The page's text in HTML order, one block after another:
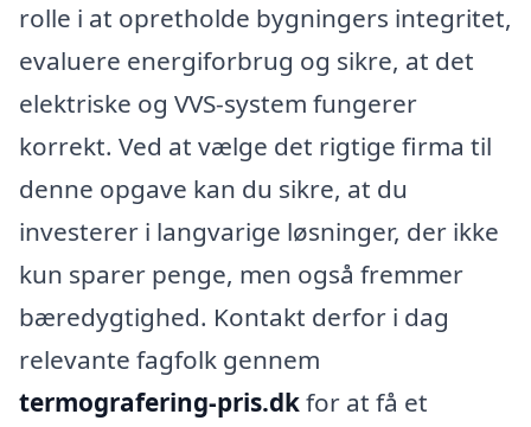
rolle i at opretholde bygningers integritet,
evaluere energiforbrug og sikre, at det
elektriske og VVS-system fungerer
korrekt. Ved at vælge det rigtige firma til
denne opgave kan du sikre, at du
investerer i langvarige løsninger, der ikke
kun sparer penge, men også fremmer
bæredygtighed. Kontakt derfor i dag
relevante fagfolk gennem
termografering-pris.dkfor at få et